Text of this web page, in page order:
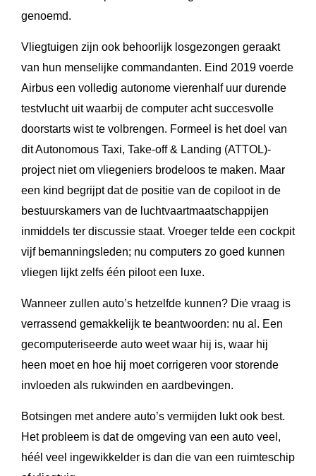
genoemd.
Vliegtuigen zijn ook behoorlijk losgezongen geraakt
van hun menselijke commandanten. Eind 2019 voerde
Airbus een volledig autonome vierenhalf uur durende
testvlucht uit waarbij de computer acht succesvolle
doorstarts wist te volbrengen. Formeel is het doel van
dit Autonomous Taxi, Take-off & Landing (ATTOL)-
project niet om vliegeniers brodeloos te maken. Maar
een kind begrijpt dat de positie van de copiloot in de
bestuurskamers van de luchtvaartmaatschappijen
inmiddels ter discussie staat. Vroeger telde een cockpit
vijf bemanningsleden; nu computers zo goed kunnen
vliegen lijkt zelfs één piloot een luxe.
Wanneer zullen auto’s hetzelfde kunnen? Die vraag is
verrassend gemakkelijk te beantwoorden: nu al. Een
gecomputeriseerde auto weet waar hij is, waar hij
heen moet en hoe hij moet corrigeren voor storende
invloeden als rukwinden en aardbevingen.
Botsingen met andere auto’s vermijden lukt ook best.
Het probleem is dat de omgeving van een auto veel,
héél veel ingewikkelder is dan die van een ruimteschip